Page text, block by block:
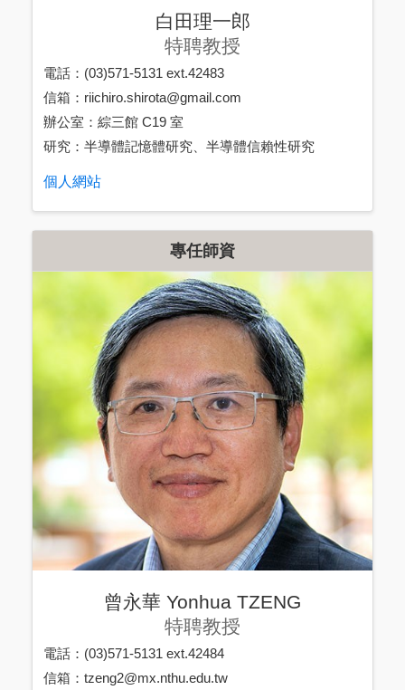
白田理一郎
特聘教授
電話：(03)571-5131 ext.42483
信箱：riichiro.shirota@gmail.com
辦公室：綜三館 C19 室
研究：半導體記憶體研究、半導體信賴性研究
個人網站
專任師資
曾永華 Yonhua TZENG
特聘教授
電話：(03)571-5131 ext.42484
信箱：tzeng2@mx.nthu.edu.tw